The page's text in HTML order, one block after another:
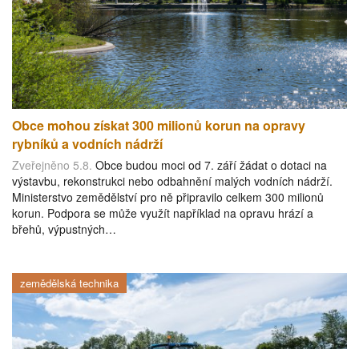
Obce mohou získat 300 milionů korun na opravy
rybníků a vodních nádrží
Zveřejněno 5.8. Obce budou moci od 7. září žádat o dotaci na
výstavbu, rekonstrukci nebo odbahnění malých vodních nádrží.
Ministerstvo zemědělství pro ně připravilo celkem 300 milionů
korun. Podpora se může využít například na opravu hrází a
břehů, výpustných…
zemědělská technika